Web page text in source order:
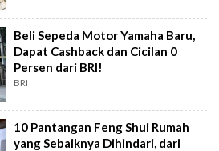
Beli Sepeda Motor Yamaha Baru,
Dapat Cashback dan Cicilan 0
Persen dari BRI!
BRI
10 Pantangan Feng Shui Rumah
yang Sebaiknya Dihindari, dari